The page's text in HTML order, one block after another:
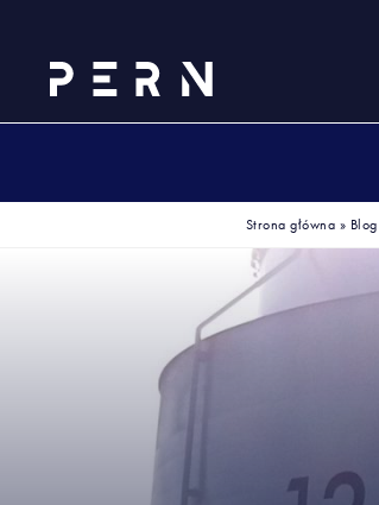
Strona główna » Blog